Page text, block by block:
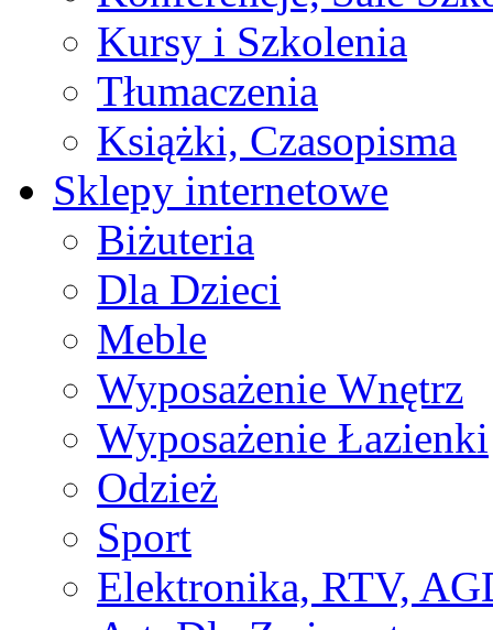
Kursy i Szkolenia
Tłumaczenia
Książki, Czasopisma
Sklepy internetowe
Biżuteria
Dla Dzieci
Meble
Wyposażenie Wnętrz
Wyposażenie Łazienki
Odzież
Sport
Elektronika, RTV,